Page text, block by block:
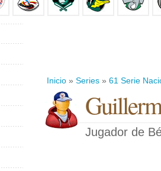
Inicio » Series » 61 Serie
Jugador de